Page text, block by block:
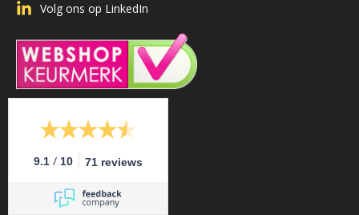
Volg ons op LinkedIn
9.1 / 10 71 reviews